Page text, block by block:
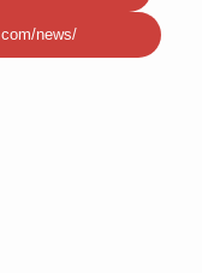
news/